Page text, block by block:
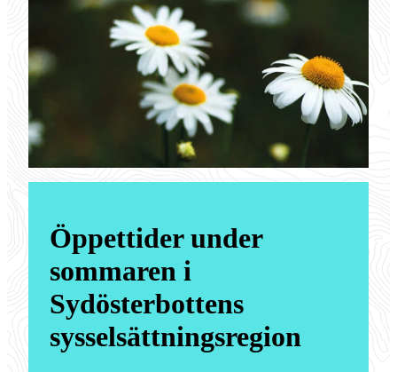
Öppettider under
sommaren i
Sydösterbottens
sysselsättningsregion